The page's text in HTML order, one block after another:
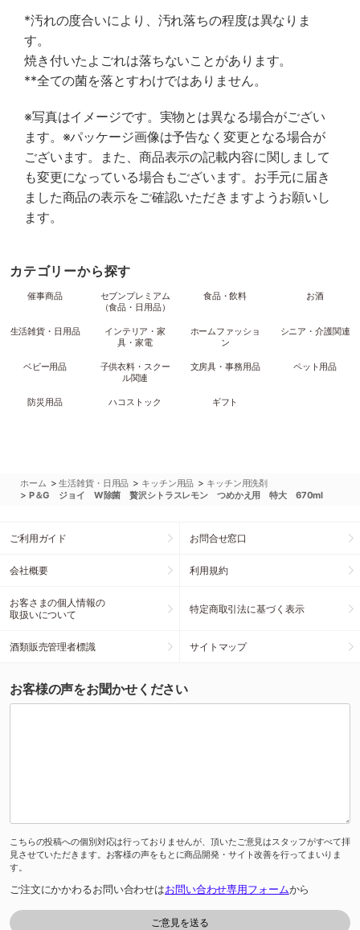
*汚れの度合いにより、汚れ落ちの程度は異なりま
す。
焼き付いたよごれは落ちないことがあります。
**全ての菌を落とすわけではありません。
※写真はイメージです。実物とは異なる場合がござい
ます。※パッケージ画像は予告なく変更となる場合が
ございます。また、商品表示の記載内容に関しまして
も変更になっている場合もございます。お手元に届き
ました商品の表示をご確認いただきますようお願いし
ます。
カテゴリーから探す
催事商品
セブンプレミアム
（食品・日用品）
食品・飲料 お酒
生活雑貨・日用品
インテリア・家
具・家電
ホームファッショ
ン
シニア・介護関連
ベビー用品
子供衣料・スクー
ル関連
文房具・事務用品 ペット用品
防災用品 ハコストック ギフト
ホーム >生活雑貨・日用品 > キッチン用品 > キッチン用洗剤
> P＆G ジョイ W除菌 贅沢シトラスレモン つめかえ用 特大 670ml
ご利用ガイド お問合せ窓口
会社概要 利用規約
お客さまの個人情報の
取扱いについて
特定商取引法に基づく表示
酒類販売管理者標識 サイトマップ
お客様の声をお聞かせください
こちらの投稿への個別対応は行っておりませんが、頂いたご意見はスタッフがすべて拝
見させていただきます。お客様の声をもとに商品開発・サイト改善を行ってまいりま
す。
ご注文にかかわるお問い合わせはお問い合わせ専用フォームから